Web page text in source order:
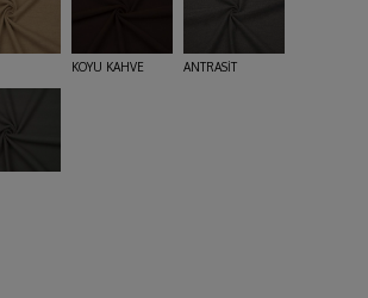
KOYU KAHVE ANTRASİT